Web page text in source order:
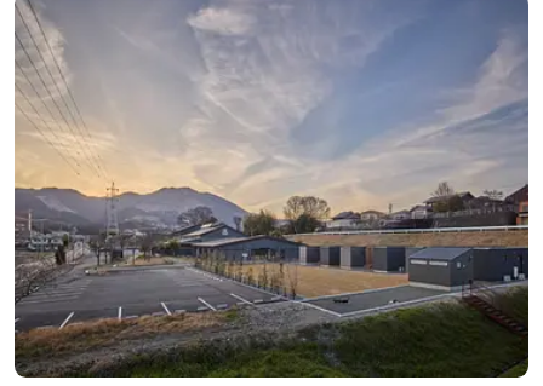
ィールドもございま...